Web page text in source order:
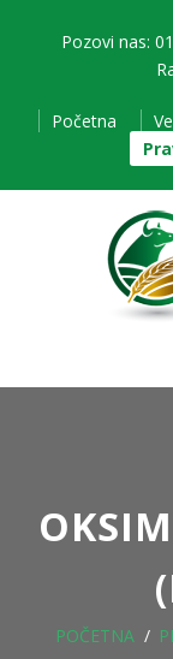
Pozovi nas:
Početna
POČETNA